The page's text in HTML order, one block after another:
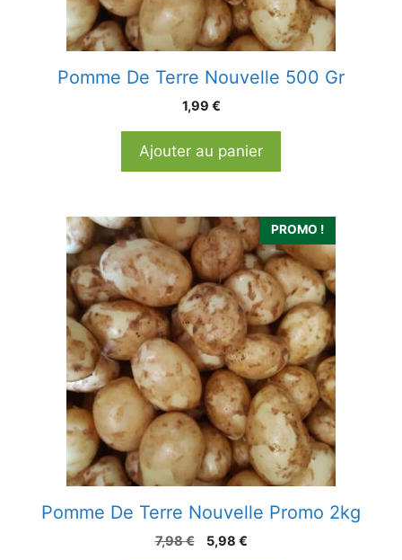
Pomme De Terre Nouvelle 500 Gr
1,99 €
Ajouter au panier
PROMO !
Pomme De Terre Nouvelle Promo 2kg
7,98€
Le
5,98 €Le